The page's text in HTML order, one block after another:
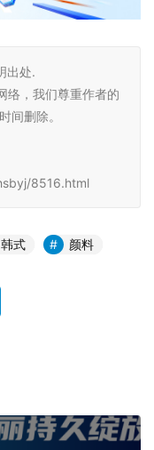
出处.
络，我们尊重作者的
间删除。
8516.html
韩式 颜料